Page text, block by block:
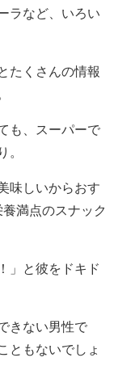
ラなど、いろい
たくさんの情報
も、スーパーで
。
味しいからおす
満点のスナック
」と彼をドキド
きない男性で
ともないでしょ